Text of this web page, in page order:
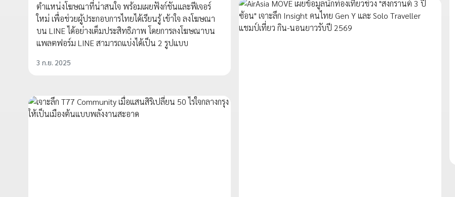
ตำแหน่งโฆษณาที่น่าสนใจ พร้อมเผยฟังก์ชันและฟีเจอร์
ใหม่ เพื่อช่วยผู้ประกอบการไทยได้เรียนรู้ เข้าใจ ลงโฆษณา
บน LINE ได้อย่างเต็มประสิทธิภาพ โดยการลงโฆษณาบน
แพลตฟอร์ม LINE สามารถแบ่งได้เป็น 2 รูปแบบ
3 ก.ย. 2025